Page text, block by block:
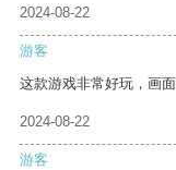
2024-08-22
游客
这款游戏非常好玩，画
2024-08-22
游客